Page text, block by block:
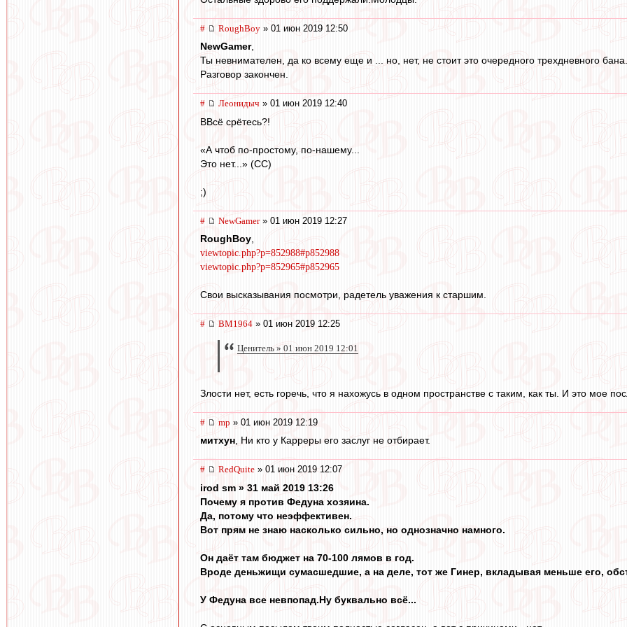
# RoughBoy » 01 июн 2019 12:50
NewGamer,
Ты невнимателен, да ко всему еще и ... но, нет, не стоит это очередного трехдневного бана.
Разговор закончен.
# Леонидыч » 01 июн 2019 12:40
ВВсё срётесь?!
«А чтоб по-простому, по-нашему...
Это нет...» (СС)
;)
# NewGamer» 01 июн 2019 12:27
RoughBoy,
viewtopic.php?p=852988#p852988
viewtopic.php?p=852965#p852965
Свои высказывания посмотри, радетель уважения к старшим.
# BM1964 » 01 июн 2019 12:25
Ценитель » 01 июн 2019 12:01
Злости нет, есть горечь, что я нахожусь в одном пространстве с таким, как ты. И это мое
# mp » 01 июн 2019 12:19
митхун, Ни кто у Карреры его заслуг не отбирает.
# RedQuite » 01 июн 2019 12:07
irod sm » 31 май 2019 13:26
Почему я против Федуна хозяина.
Да, потому что неэффективен.
Вот прям не знаю насколько сильно, но однозначно намного.
Он даёт там бюджет на 70-100 лямов в год.
Вроде деньжищи сумасшедшие, а на деле, тот же Гинер, вкладывая меньше его,
У Федуна все невпопад.Ну буквально всё...